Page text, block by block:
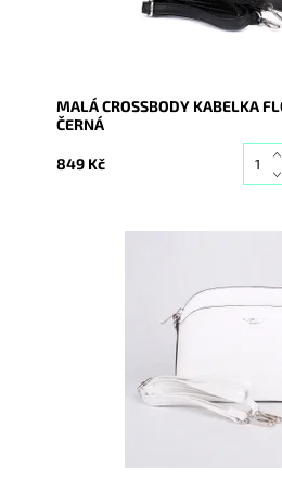
MALÁ CROSSBODY KABELKA
ČERNÁ
849 Kč
značky FLORA&CO držící svůj
Skladem
16850
FLORA&CO
2 roky